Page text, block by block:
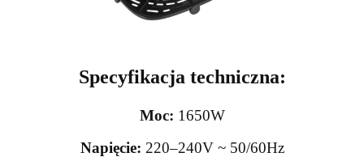
Specyfikacja techniczna:
Moc: 1650W
Napięcie: 220–240V ~ 50/60Hz